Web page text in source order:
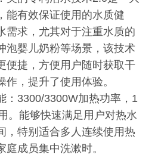
能有效保证使用的水质健
需求，尤其对于注重水质的
泡婴儿奶粉等场景，该技术
便捷，方便用户随时获取干
，提升了使用体验。
：3300/3300W加热功率，1
。能够快速满足用户对热水
，特别适合多人连续使用热
成员集中洗漱时。